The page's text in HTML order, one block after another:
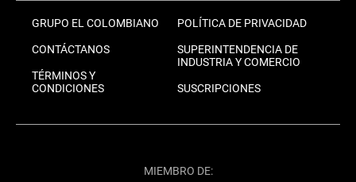
GRUPO EL COLOMBIANO
CONTÁCTANOS
TÉRMINOS Y
CONDICIONES
POLÍTICA DE PRIVACIDAD
SUPERINTENDENCIA DE
INDUSTRIA Y COMERCIO
SUSCRIPCIONES
MIEMBRO DE: